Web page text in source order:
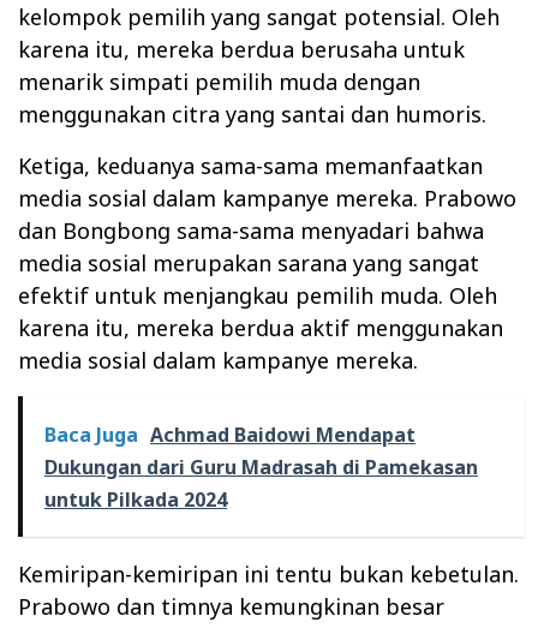
kelompok pemilih yang sangat potensial. Oleh
karena itu, mereka berdua berusaha untuk
menarik simpati pemilih muda dengan
menggunakan citra yang santai dan humoris.
Ketiga, keduanya sama-sama memanfaatkan
media sosial dalam kampanye mereka. Prabowo
dan Bongbong sama-sama menyadari bahwa
media sosial merupakan sarana yang sangat
efektif untuk menjangkau pemilih muda. Oleh
karena itu, mereka berdua aktif menggunakan
media sosial dalam kampanye mereka.
Baca Juga Achmad Baidowi Mendapat
Dukungan dari Guru Madrasah di Pamekasan
untuk Pilkada 2024
Kemiripan-kemiripan ini tentu bukan kebetulan.
Prabowo dan timnya kemungkinan besar